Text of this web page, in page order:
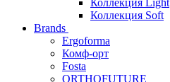
Коллекция Light
Коллекция Soft
Brands
Ergoforma
Комф-орт
Fosta
ORTHOFUTURE